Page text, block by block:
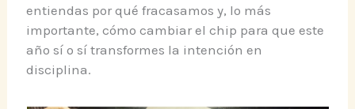
entiendas por qué fracasamos y, lo más
importante, cómo cambiar el chip para que este
año sí o sí transformes la intención en
disciplina.